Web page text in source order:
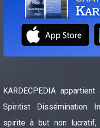
KARDECPEDIA
Spiritist Dissémination
spirite à but non